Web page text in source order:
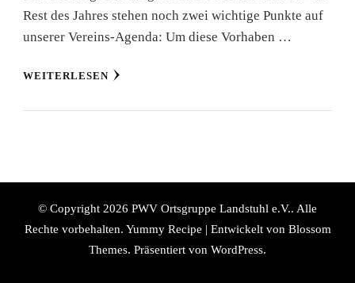
Rest des Jahres stehen noch zwei wichtige Punkte auf
unserer Vereins-Agenda: Um diese Vorhaben …
WEITERLESEN
© Copyright 2026 PWV Ortsgruppe Landstuhl e.V.. Alle
Rechte vorbehalten. Yummy Recipe | Entwickelt von Blossom
Themes. Präsentiert von WordPress.